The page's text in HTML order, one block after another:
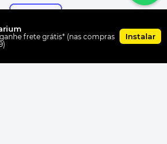
DE PAGAMENTO
frete grátis* (nas compras
Instalar